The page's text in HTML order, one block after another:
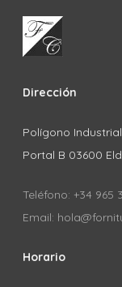
Dirección
Polígono
Portal B 03600
Teléfono: +34 965
Email:
Horario